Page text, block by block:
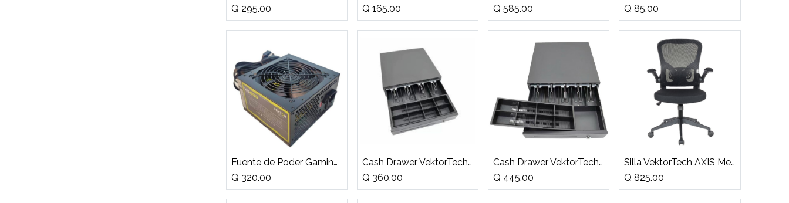
Q 295.00
Q 165.00
Q585.00
Q85.00
Añadir a la cesta Fuente de Poder Gaming 600W VektorTech ATX XS600
Q 320.00
Añadir a la cesta
Cash Drawer VektorTech para 4 Billetes y 8 Monedas
Q 360.00
Añadir a la cesta
Cash Drawer VektorTech para 5 Billetes y 8 Monedas
Q 445.00
Añadir a la cesta
Silla VektorTech AXIS Mesh Negra
Q825.00